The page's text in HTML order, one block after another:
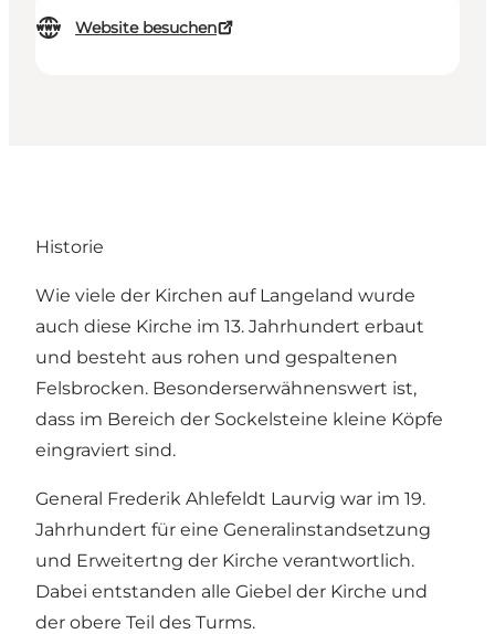
Website besuchen
Historie
Wie viele der Kirchen auf Langeland wurde
auch diese Kirche im 13. Jahrhundert erbaut
und besteht aus rohen und gespaltenen
Felsbrocken. Besonderserwähnenswert ist,
dass im Bereich der Sockelsteine kleine Köpfe
eingraviert sind.
General Frederik Ahlefeldt Laurvig war im 19.
Jahrhundert für eine Generalinstandsetzung
und Erweitertng der Kirche verantwortlich.
Dabei entstanden alle Giebel der Kirche und
der obere Teil des Turms.